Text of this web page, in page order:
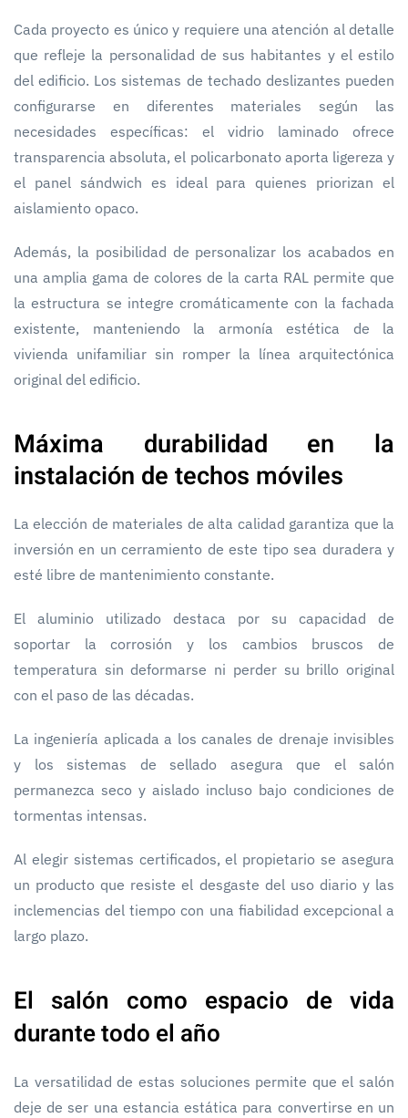
Cada proyecto es único y requiere una atención al detalle
que refleje la personalidad de sus habitantes y el estilo
del edificio. Los sistemas de techado deslizantes pueden
configurarse en diferentes materiales según las
necesidades específicas: el vidrio laminado ofrece
transparencia absoluta, el policarbonato aporta ligereza y
el panel sándwich es ideal para quienes priorizan el
aislamiento opaco.
Además, la posibilidad de personalizar los acabados en
una amplia gama de colores de la carta RAL permite que
la estructura se integre cromáticamente con la fachada
existente, manteniendo la armonía estética de la
vivienda unifamiliar sin romper la línea arquitectónica
original del edificio.
Máxima durabilidad en la
instalación de techos móviles
La elección de materiales de alta calidad garantiza que la
inversión en un cerramiento de este tipo sea duradera y
esté libre de mantenimiento constante.
El aluminio utilizado destaca por su capacidad de
soportar la corrosión y los cambios bruscos de
temperatura sin deformarse ni perder su brillo original
con el paso de las décadas.
La ingeniería aplicada a los canales de drenaje invisibles
y los sistemas de sellado asegura que el salón
permanezca seco y aislado incluso bajo condiciones de
tormentas intensas.
Al elegir sistemas certificados, el propietario se asegura
un producto que resiste el desgaste del uso diario y las
inclemencias del tiempo con una fiabilidad excepcional a
largo plazo.
El salón como espacio de vida
durante todo el año
La versatilidad de estas soluciones permite que el salón
deje de ser una estancia estática para convertirse en un